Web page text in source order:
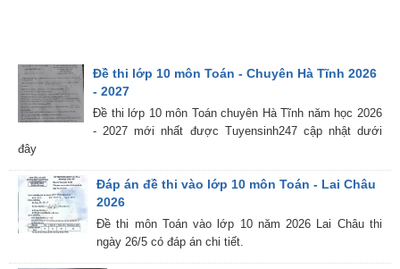
Đề thi lớp 10 môn Toán - Chuyên Hà Tĩnh 2026
- 2027
Đề thi lớp 10 môn Toán chuyên Hà Tĩnh năm học 2026
- 2027 mới nhất được Tuyensinh247 cập nhật dưới
đây
Đáp án đề thi vào lớp 10 môn Toán - Lai Châu
2026
Đề thi môn Toán vào lớp 10 năm 2026 Lai Châu thi
ngày 26/5 có đáp án chi tiết.